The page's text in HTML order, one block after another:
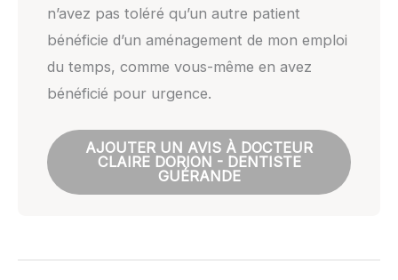
n’avez pas toléré qu’un autre patient
bénéficie d’un aménagement de mon emploi
du temps, comme vous-même en avez
bénéficié pour urgence.
AJOUTER UN AVIS À DOCTEUR
CLAIRE DORION - DENTISTE
GUÉRANDE